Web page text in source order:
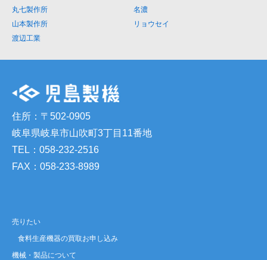
丸七製作所
名濃
山本製作所
リョウセイ
渡辺工業
住所：〒502-0905
岐阜県岐阜市山吹町3丁目11番地
TEL：058-232-2516
FAX：058-233-8989
売りたい
食料生産機器の買取お申し込み
機械・製品について